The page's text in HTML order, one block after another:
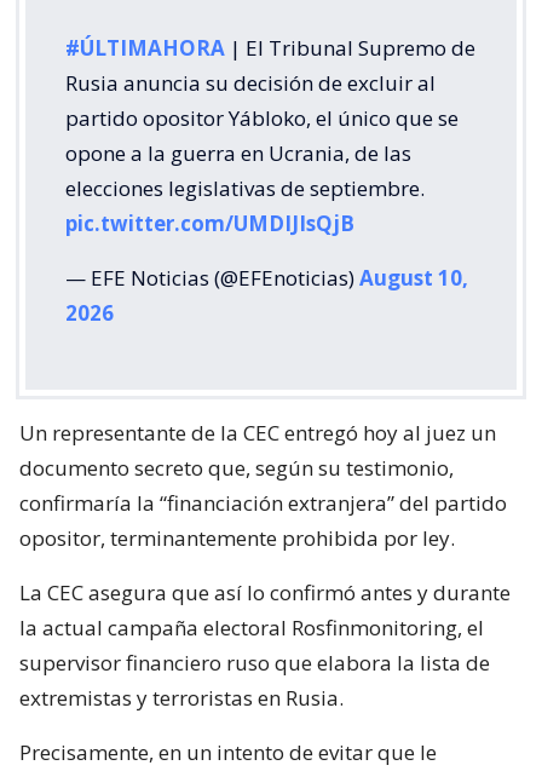
#ÚLTIMAHORA | El Tribunal Supremo de
Rusia anuncia su decisión de excluir al
partido opositor Yábloko, el único que se
opone a la guerra en Ucrania, de las
elecciones legislativas de septiembre.
pic.twitter.com/UMDIJIsQjB
— EFE Noticias (@EFEnoticias)August 10,
2026
Un representante de la CEC entregó hoy al juez un
documento secreto que, según su testimonio,
confirmaría la “financiación extranjera” del partido
opositor, terminantemente prohibida por ley.
La CEC asegura que así lo confirmó antes y durante
la actual campaña electoral Rosfinmonitoring, el
supervisor financiero ruso que elabora la lista de
extremistas y terroristas en Rusia.
Precisamente, en un intento de evitar que le